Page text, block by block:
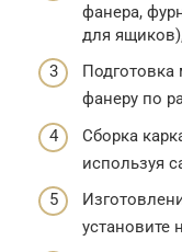
фанера,
для
Подготовка
фанеру по
Сборка
используя
установите